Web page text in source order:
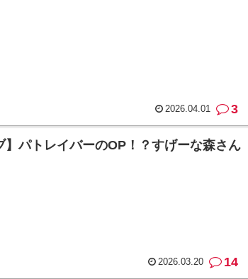
2026.04.01 3
】パトレイバーのOP！？すげーな森さん
2026.03.20 14